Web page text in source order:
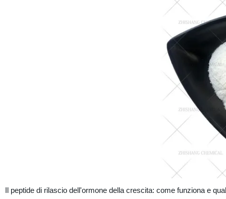
Il peptide di rilascio dell'ormone della crescita: come funziona e